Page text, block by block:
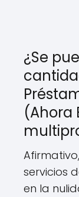
¿Se
(Ahora
servicios
en la